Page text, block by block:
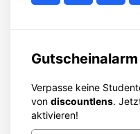
Verpasse keine
von discountlens.
aktivieren!